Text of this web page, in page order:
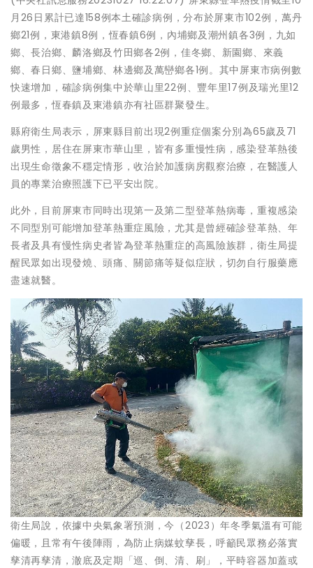
月26日累計已達158例本土確診病例，分布於屏東市102例，萬丹
鄉21例，東港鎮8例，恆春鎮6例，內埔鄉及潮州鎮各3例，九如
鄉、長治鄉、麟洛鄉及竹田鄉各2例，佳冬鄉、新園鄉、來義
鄉、春日鄉、鹽埔鄉、林邊鄉及萬巒鄉各1例。其中屏東市病例數
快速增加，確診病例集中於華山里22例、豐年里17例及瑞光里12
例最多，恆春鎮及東港鎮亦有社區群聚發生。
縣府衛生局表示，屏東縣目前出現2例重症個案分別為65歲及71
歲男性，居住在屏東市華山里，皆有多重慢性病，感染登革熱後
出現生命徵象不穩定情形，收治於加護病房觀察治療，在醫護人
員的專業治療照護下已平安出院。
此外，目前屏東市同時出現第一及第二型登革熱病毒，重複感染
不同型別可能增加登革熱重症風險，尤其是曾經確診登革熱、年
長者及具有慢性病史者皆為登革熱重症的高風險族群，衛生局提
醒民眾如出現發燒、頭痛、關節痛等疑似症狀，切勿自行服藥應
盡速就醫。
衛生局說，依據中央氣象署預測，今（2023）年冬季氣溫有可能
偏暖，且常有午後陣雨，為防止病媒蚊孳長，呼籲民眾務必落實
孳清再孳清，澈底及定期「巡、倒、清、刷」，平時容器加蓋或